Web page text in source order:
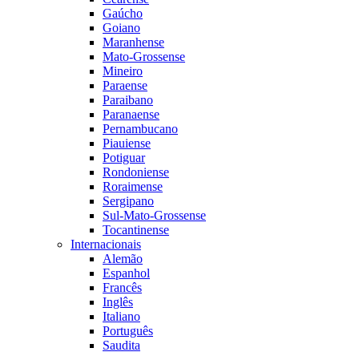
Gaúcho
Goiano
Maranhense
Mato-Grossense
Mineiro
Paraense
Paraibano
Paranaense
Pernambucano
Piauiense
Potiguar
Rondoniense
Roraimense
Sergipano
Sul-Mato-Grossense
Tocantinense
Internacionais
Alemão
Espanhol
Francês
Inglês
Italiano
Português
Saudita